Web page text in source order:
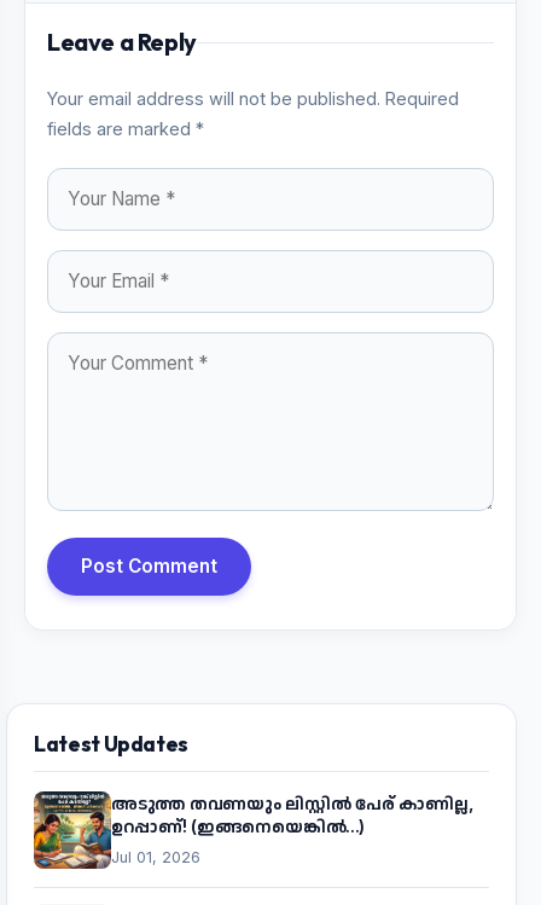
Leave a Reply
Your email address will not be published. Required
fields are marked *
Post Comment
Latest Updates
അടുത്ത തവണയും ലിസ്റ്റിൽ പേര് കാണില്ല,
ഉറപ്പാണ്! (ഇങ്ങനെയെങ്കിൽ...)
Jul 01, 2026